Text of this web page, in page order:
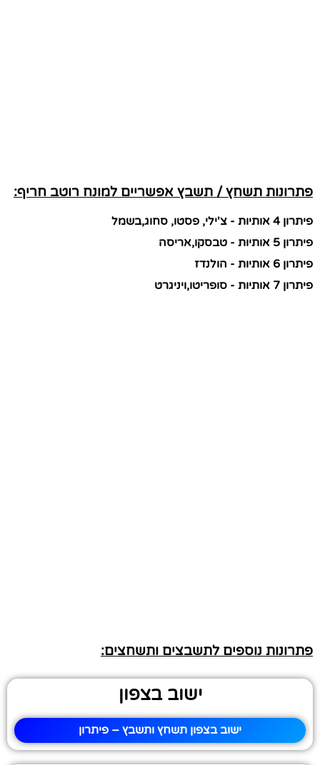
פתרונות תשחץ / תשבץ אפשריים למונח רוטב חריף:
פיתרון 4 אותיות - צ'ילי, פסטו, סחוג,בשמל
פיתרון 5 אותיות - טבסקו,אריסה
פיתרון 6 אותיות - הולנדז
פיתרון 7 אותיות - סופריטו,ויניגרט
פתרונות נוספים לתשבצים ותשחצים:
ישוב בצפון
ישוב בצפון תשחץ ותשבץ – פיתרון